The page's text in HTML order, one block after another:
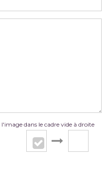
l'image dans le cadre vide à droite